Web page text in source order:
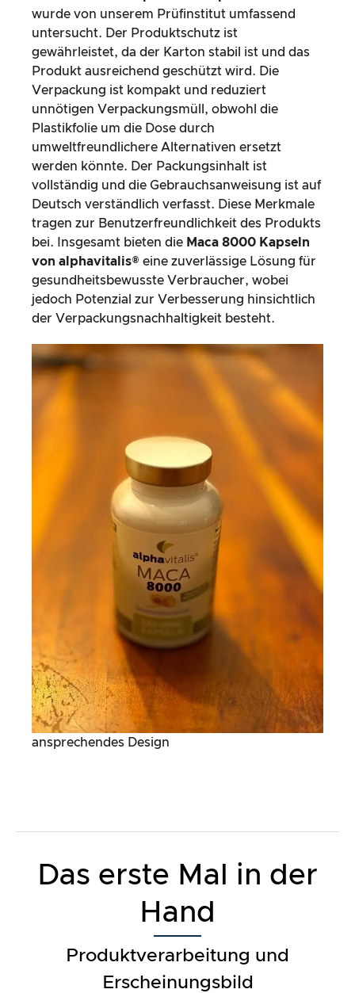
wurde von unserem Prüfinstitut umfassend
untersucht. Der Produktschutz ist
gewährleistet, da der Karton stabil ist und das
Produkt ausreichend geschützt wird. Die
Verpackung ist kompakt und reduziert
unnötigen Verpackungsmüll, obwohl die
Plastikfolie um die Dose durch
umweltfreundlichere Alternativen ersetzt
werden könnte. Der Packungsinhalt ist
vollständig und die Gebrauchsanweisung ist auf
Deutsch verständlich verfasst. Diese Merkmale
tragen zur Benutzerfreundlichkeit des Produkts
bei. Insgesamt bieten die Maca 8000 Kapseln
von alphavitalis® eine zuverlässige Lösung für
gesundheitsbewusste Verbraucher, wobei
jedoch Potenzial zur Verbesserung hinsichtlich
der Verpackungsnachhaltigkeit besteht.
ansprechendes Design
Das erste Mal in der
Hand
Produktverarbeitung und
Erscheinungsbild